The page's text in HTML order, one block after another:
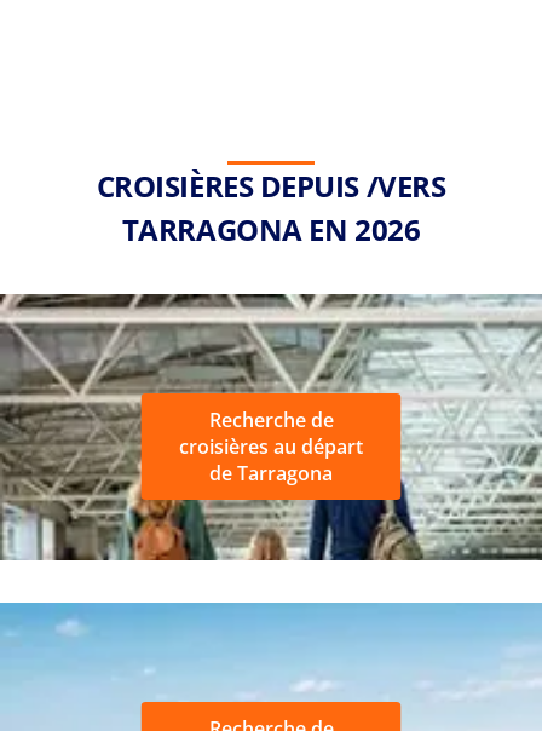
CROISIÈRES DEPUIS /VERS
TARRAGONA EN 2026
Recherche de
croisières au départ
de Tarragona